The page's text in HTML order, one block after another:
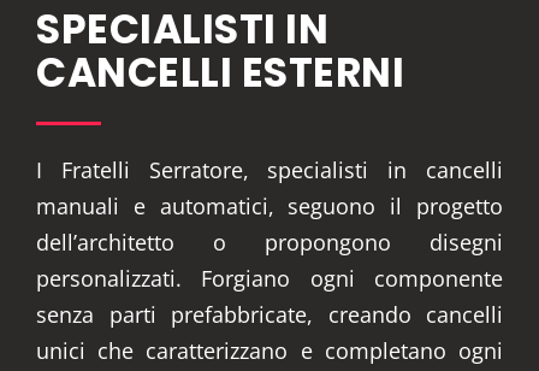
SPECIALISTI IN
CANCELLI ESTERNI
I Fratelli Serratore, specialisti in cancelli
manuali e automatici, seguono il progetto
dell’architetto o propongono disegni
personalizzati. Forgiano ogni componente
senza parti prefabbricate, creando cancelli
unici che caratterizzano e completano ogni